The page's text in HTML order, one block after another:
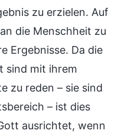
zu erzielen. Auf
die Menschheit zu
Ergebnisse. Da die
sind mit ihrem
zu reden – sie sind
– ist dies
ausrichtet, wenn